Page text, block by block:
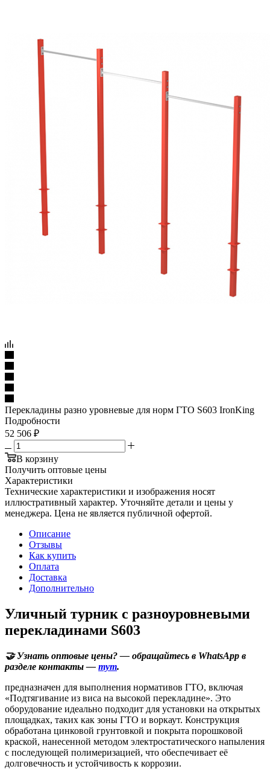
Перекладины разно уровневые для норм ГТО S603 IronKing
Подробности
52 506 ₽
В корзину
Получить оптовые цены
Характеристики
Технические характеристики и изображения носят
иллюстративный характер. Уточняйте детали и цены у
менеджера. Цена не является публичной офертой.
Описание
Отзывы
Как купить
Оплата
Доставка
Дополнительно
Уличный турник с разноуровневыми
перекладинами S603
🤝 Узнать оптовые цены? — обращайтесь в WhatsApp в
разделе контакты — тут.
предназначен для выполнения нормативов ГТО, включая
«Подтягивание из виса на высокой перекладине». Это
оборудование идеально подходит для установки на открытых
площадках, таких как зоны ГТО и воркаут. Конструкция
обработана цинковой грунтовкой и покрыта порошковой
краской, нанесенной методом электростатического напыления
с последующей полимеризацией, что обеспечивает её
долговечность и устойчивость к коррозии.